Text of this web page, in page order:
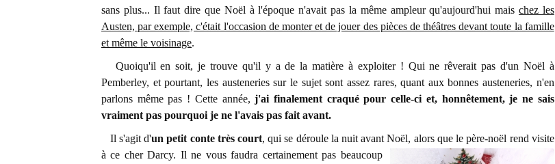
sans plus... Il faut dire que Noël à l'époque n'avait pas la même ampleur qu'aujourd'hui mais chez les
Austen, par exemple, c'était l'occasion de monter et de jouer des pièces de théâtres devant toute la famille
et même le voisinage.
Quoiqu'il en soit, je trouve qu'il y a de la matière à exploiter ! Qui ne rêverait pas d'un Noël à
Pemberley, et pourtant, les austeneries sur le sujet sont assez rares, quant aux bonnes austeneries, n'en
parlons même pas ! Cette année,j'ai finalement craqué pour celle-ci et, honnêtement, je ne sais
vraiment pas pourquoi je ne l'avais pas fait avant.
Il s'agit d'un petit conte très court, qui se déroule la nuit avant Noël, alors que le père-noël rend visite
à ce cher Darcy. Il ne vous faudra certainement pas beaucoup